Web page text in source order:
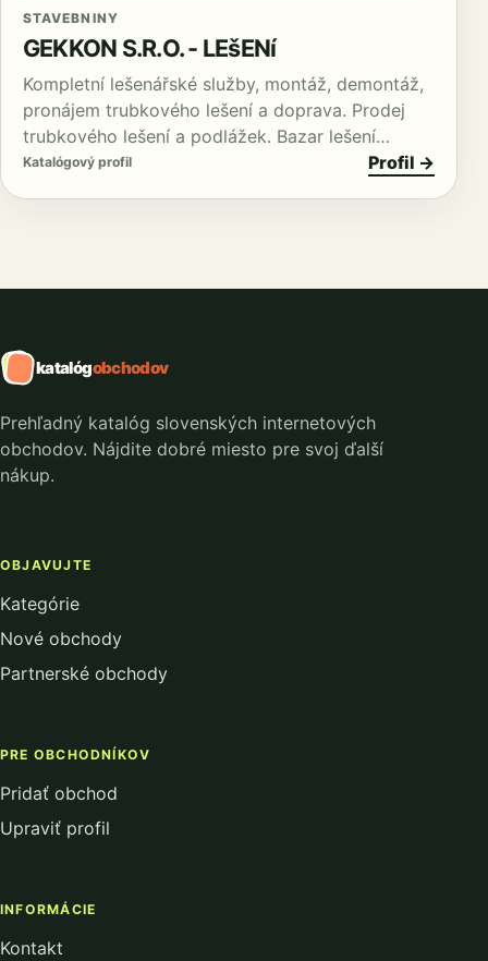
STAVEBNINY
GEKKON S.R.O. - LEšENí
Kompletní lešenářské služby, montáž, demontáž,
pronájem trubkového lešení a doprava. Prodej
trubkového lešení a podlážek. Bazar lešení…
Katalógový profil Profil →
katalógobchodov
Prehľadný katalóg slovenských internetových
obchodov. Nájdite dobré miesto pre svoj ďalší
nákup.
OBJAVUJTE
Kategórie
Nové obchody
Partnerské obchody
PRE OBCHODNÍKOV
Pridať obchod
Upraviť profil
INFORMÁCIE
Kontakt